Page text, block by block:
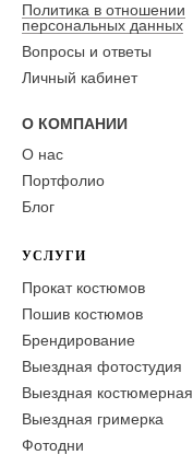
Политика в отношении
персональных данных
Вопросы и ответы
Личный кабинет
О КОМПАНИИ
О нас
Портфолио
Блог
УСЛУГИ
Прокат костюмов
Пошив костюмов
Брендирование
Выездная фотостудия
Выездная костюмерная
Выездная гримерка
Фотодни